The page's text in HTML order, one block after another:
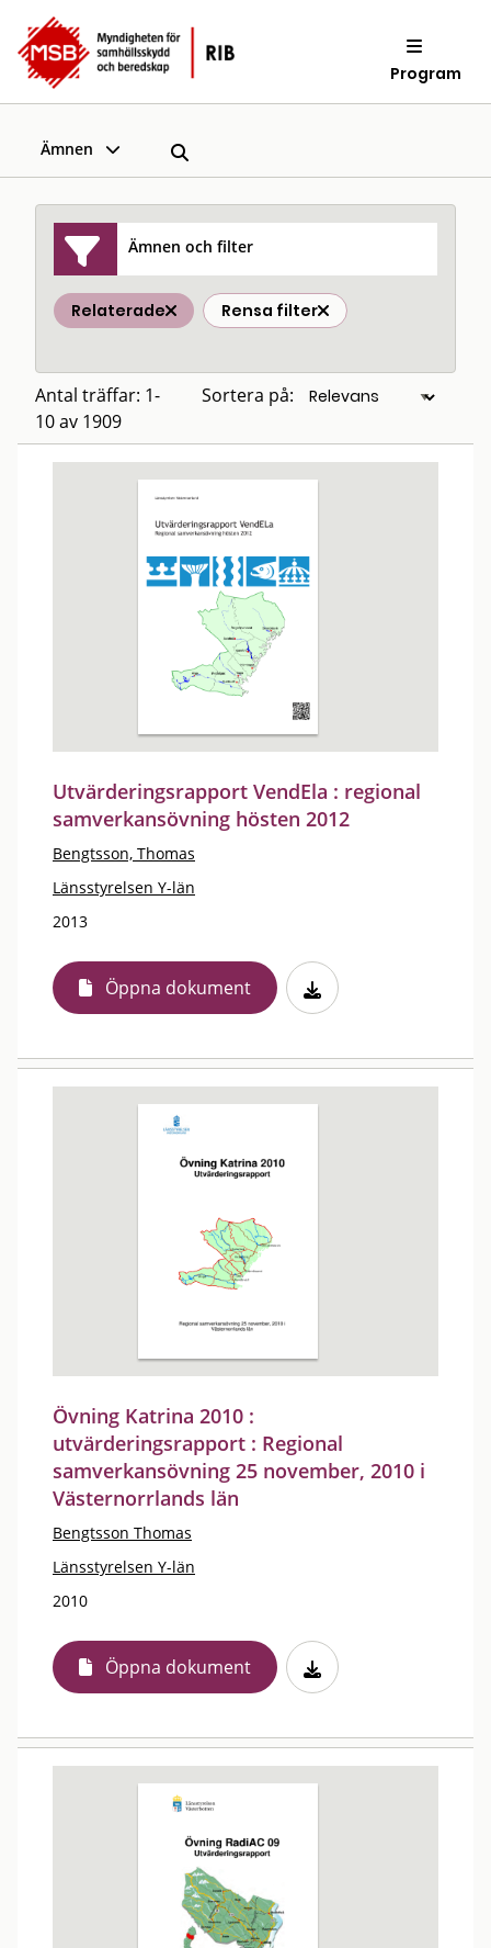
Program
Ämnen
Ämnen och filter
Relaterade Rensa filter
Antal träffar: 1-
10 av 1909
Sortera på:
Utvärderingsrapport VendEla : regional
samverkansövning hösten 2012
Bengtsson, Thomas
Länsstyrelsen Y-län
2013
Öppna dokument
Övning Katrina 2010 :
utvärderingsrapport : Regional
samverkansövning 25 november, 2010 i
Västernorrlands län
Bengtsson Thomas
Länsstyrelsen Y-län
2010
Öppna dokument